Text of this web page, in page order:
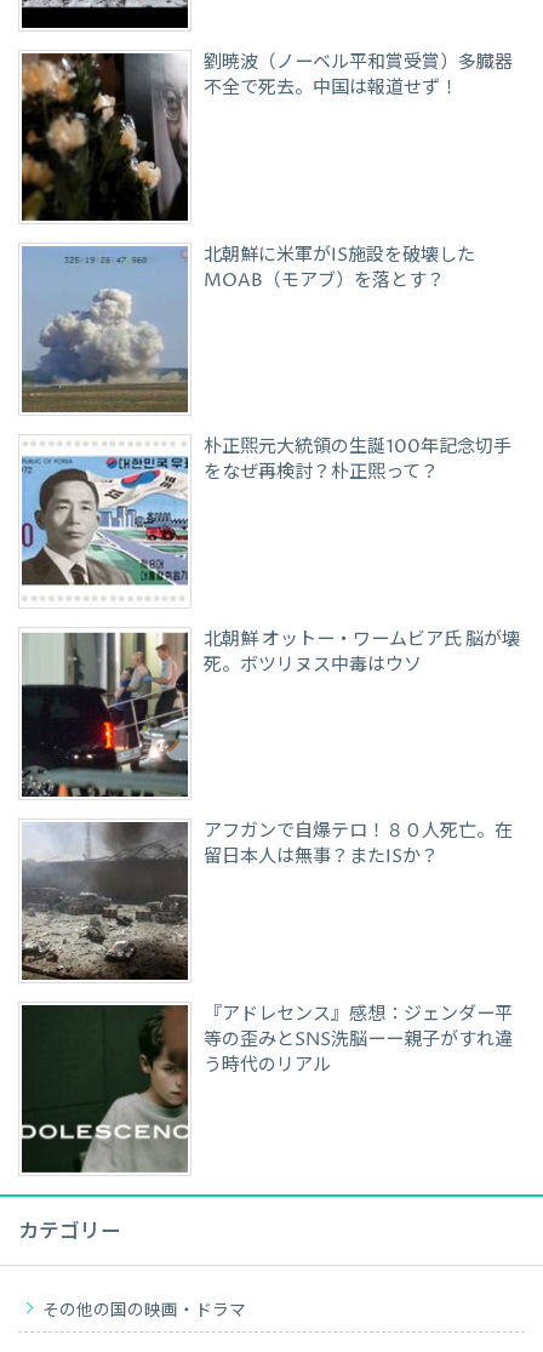
劉暁波（ノーベル平和賞受賞）多臓器
不全で死去。中国は報道せず！
北朝鮮に米軍がIS施設を破壊した
MOAB（モアブ）を落とす？
朴正煕元大統領の生誕100年記念切手
をなぜ再検討？朴正煕って？
北朝鮮 オットー・ワームビア氏 脳が壊
死。ボツリヌス中毒はウソ
アフガンで自爆テロ！８０人死亡。在
留日本人は無事？またISか？
『アドレセンス』感想：ジェンダー平
等の歪みとSNS洗脳ーー親子がすれ違
う時代のリアル
カテゴリー
その他の国の映画・ドラマ